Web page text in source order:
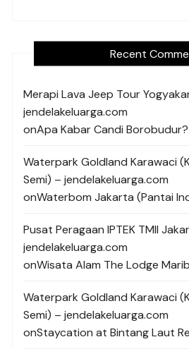
Recent
Merapi Lava Jeep Tour
jendelakeluarga.com
onApa Kabar Candi Borobudur?
Waterpark Goldland Karawaci
Semi) – jendelakeluarga.com
onWaterbom Jakarta (Pantai
Pusat Peragaan IPTEK TMII
jendelakeluarga.com
onWisata Alam The Lodge
Waterpark Goldland Karawaci
Semi) – jendelakeluarga.com
onStaycation at Bintang Laut